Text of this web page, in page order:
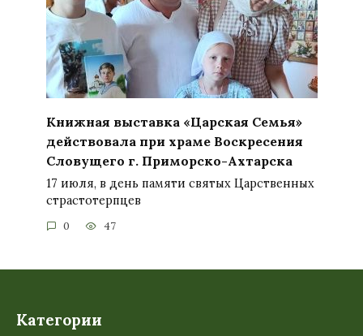
Книжная выставка «Царская Семья»
действовала при храме Воскресения
Словущего г. Приморско-Ахтарска
17 июля, в день памяти святых Царственных
страстотерпцев
0 47
Категории